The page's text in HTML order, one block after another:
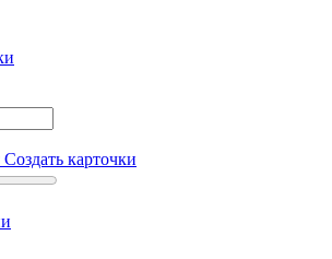
Создать карточки